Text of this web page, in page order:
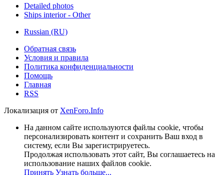
Detailed photos
Ships interior - Other
Russian (RU)
Обратная связь
Условия и правила
Политика конфиденциальности
Помощь
Главная
RSS
Локализация от XenForo.Info
На данном сайте используются файлы cookie, чтобы
персонализировать контент и сохранить Ваш вход в
систему, если Вы зарегистрируетесь.
Продолжая использовать этот сайт, Вы соглашаетесь на
использование наших файлов cookie.
Принять Узнать больше...